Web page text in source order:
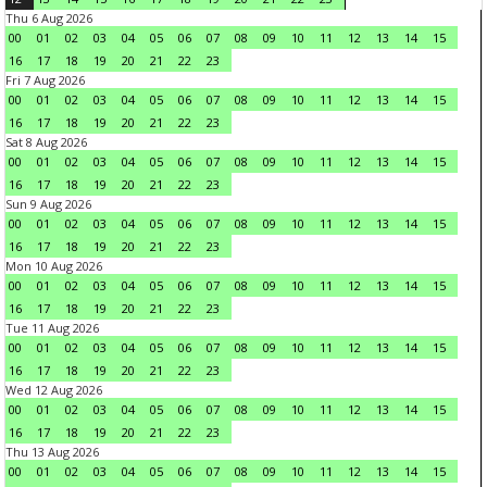
Thu 6 Aug 2026
00
01 02 03 04 05 06 07 08 09 10 11 12 13 14
15
16
17 18 19 20 21 22
23
Fri 7 Aug 2026
00
01 02 03 04 05 06 07 08 09 10 11 12 13 14
15
16
17 18 19 20 21 22
23
Sat 8 Aug 2026
00
01 02 03 04 05 06 07 08 09 10 11 12 13 14
15
16
17 18 19 20 21 22
23
Sun 9 Aug 2026
00
01 02 03 04 05 06 07 08 09 10 11 12 13 14
15
16
17 18 19 20 21 22
23
Mon 10 Aug 2026
00
01 02 03 04 05 06 07 08 09 10 11 12 13 14
15
16
17 18 19 20 21 22
23
Tue 11 Aug 2026
00
01 02 03 04 05 06 07 08 09 10 11 12 13 14
15
16
17 18 19 20 21 22
23
Wed 12 Aug 2026
00
01 02 03 04 05 06 07 08 09 10 11 12 13 14
15
16
17 18 19 20 21 22
23
Thu 13 Aug 2026
00
01 02 03 04 05 06 07 08 09 10 11 12 13 14
15